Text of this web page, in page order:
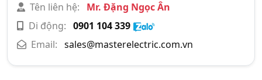
Tên liên hệ:
Mr. Đặng Ngọc Ân
Di động: 0901 104 339
Email: sales@masterelectric.com.vn